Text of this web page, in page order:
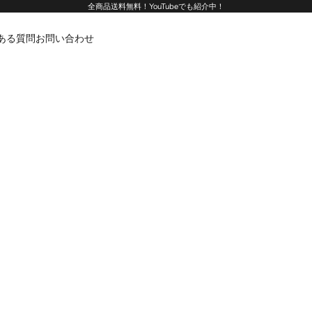
全商品送料無料！ YouTubeでも紹介中！
る質問お問い合わせ